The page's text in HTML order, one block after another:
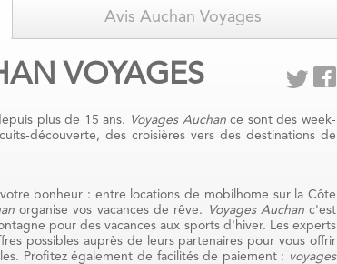
Avis Auchan Voyages
VOYAGES
plus de 15 ans. Voyages Auchance sont des week-
découverte, des croisières vers des destinations de
bonheur : entre locations de mobilhome sur la Côte
organise vos vacances de rêve. Voyages Auchanc'est
pour des vacances aux sports d'hiver. Les experts
possibles auprès de leurs partenaires pour vous offrir
Profitez également de facilités de paiement : voyages